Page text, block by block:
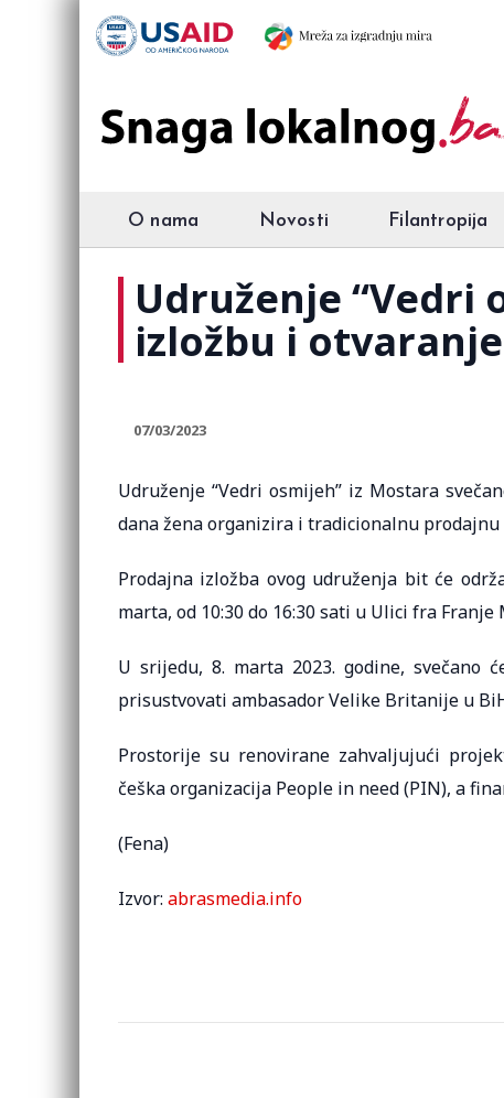
O nama Novosti Filantropija
Udruženje
izložbu i
07/03/2023
Udruženje “Vedri osmijeh” iz Mostara
dana žena organizira i tradicionalnu prodajnu
Prodajna izložba ovog udruženja bit će
marta, od 10:30 do 16:30 sati u Ulici fra
U srijedu, 8. marta 2023. godine, svečano
prisustvovati ambasador Velike Britanije u
Prostorije su renovirane zahvaljujući
češka organizacija People in need (PIN), a
(Fena)
Izvor: abrasmedia.info